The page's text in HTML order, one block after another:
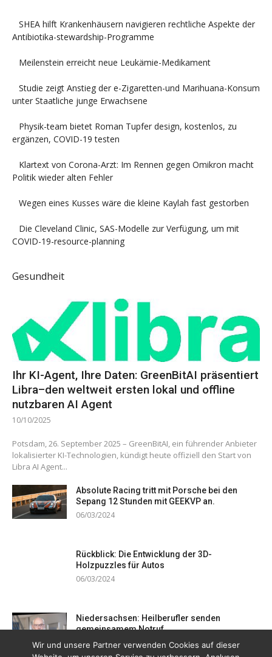
SHEA hilft Krankenhäusern navigieren rechtliche Aspekte der
Antibiotika-stewardship-Programme
Meilenstein erreicht neue Leukämie-Medikament
Studie zeigt Anstieg der e-Zigaretten-und Marihuana-Konsum
unter Staatliche junge Erwachsene
Physik-team bietet Roman Tupfer design, kostenlos, zu
ergänzen, COVID-19 testen
Klartext von Corona-Arzt: Im Rennen gegen Omikron macht
Politik wieder alten Fehler
Wegen eines Kusses wäre die kleine Kaylah fast gestorben
Die Cleveland Clinic, SAS-Modelle zur Verfügung, um mit
COVID-19-resource-planning
Gesundheit
Ihr KI-Agent, Ihre Daten: GreenBitAI präsentiert
Libra–den weltweit ersten lokal und offline
nutzbaren AI Agent
10/10/2025
Potsdam, 26. September 2025 – GreenBitAI, ein führender Anbieter
lokalisierter KI-Technologien, kündigt heute offiziell den Start von
Libra AI Agent...
Absolute Racing tritt mit Porsche bei den
Sepang 12 Stunden mit GEEKVP an.
06/03/2024
Rückblick: Die Entwicklung der 3D-
Holzpuzzles für Autos
06/03/2024
Niedersachsen: Heilberufler senden
gemeinsamem Notruf
19/12/2023
Wir und unsere Partner verwenden Cookies auf dieser